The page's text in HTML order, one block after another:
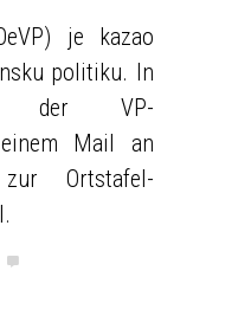
je kazao
politiku. In
der VP-
Mail an
Ortstafel-